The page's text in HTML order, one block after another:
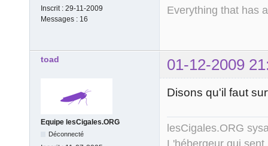
Inscrit : 29-11-2009
Messages : 16
Everything that has
toad 01-12-2009
Equipe lesCigales.ORG
Déconnecté
Disons qu'il faut
lesCigales.ORG